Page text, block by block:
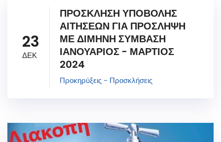
23
ΔΕΚ
ΠΡΟΣΚΛΗΣΗ ΥΠΟΒΟΛΗΣ
ΑΙΤΗΣΕΩΝ ΓΙΑ ΠΡΟΣΛΗΨΗ
ΜΕ ΔΙΜΗΝΗ ΣΥΜΒΑΣΗ
ΙΑΝΟΥΑΡΙΟΣ - ΜΑΡΤΙΟΣ
2024
Προκηρύξεις - Προσκλήσεις